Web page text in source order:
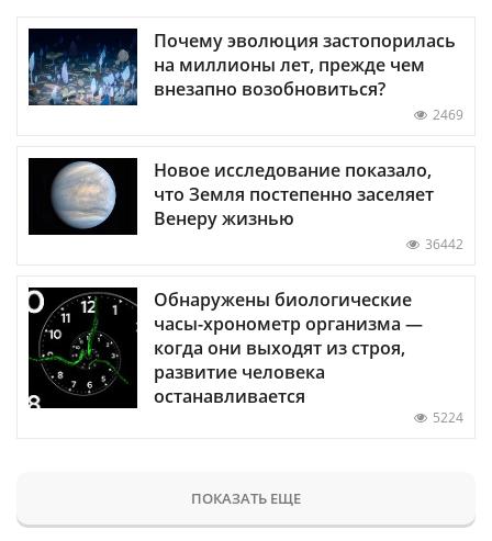
Почему эволюция застопорилась
на миллионы лет, прежде чем
внезапно возобновиться?
2469
Новое исследование показало,
что Земля постепенно заселяет
Венеру жизнью
36442
Обнаружены биологические
часы-хронометр организма —
когда они выходят из строя,
развитие человека
останавливается
5224
ПОКАЗАТЬ ЕЩЕ